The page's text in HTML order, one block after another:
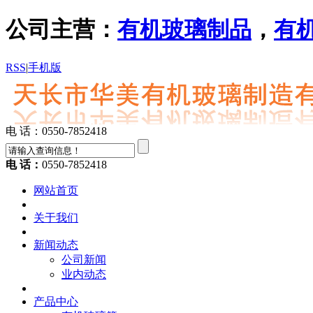
公司主营： 有机玻璃制品 ， 有
RSS|手机版
电 话：0550-7852418
电 话： 0550-7852418
网站首页
关于我们
新闻动态
公司新闻
业内动态
产品中心